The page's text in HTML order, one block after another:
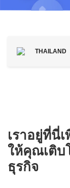
THAILAND
90/143 ห
บางแก้ว
กรุงเทพม
เราอยู่ที่นี่
ให้คุณเติบ
ธุรกิจ